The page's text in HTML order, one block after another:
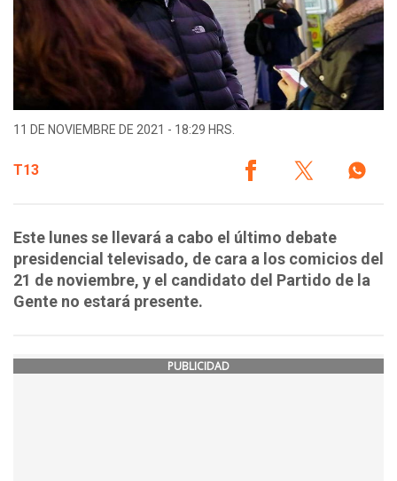
11 DE NOVIEMBRE DE 2021 - 18:29 HRS.
T13
Este lunes se llevará a cabo el último debate
presidencial televisado, de cara a los comicios del
21 de noviembre, y el candidato del Partido de la
Gente no estará presente.
PUBLICIDAD